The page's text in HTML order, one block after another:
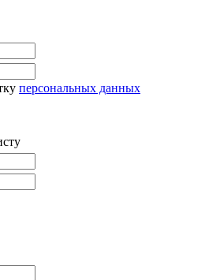
персональных данных